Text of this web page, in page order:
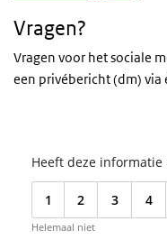
Vragen?
Vragen voor het sociale
een privébericht (dm) via
Heeft deze informatie
1 2 3 4
Helemaal niet